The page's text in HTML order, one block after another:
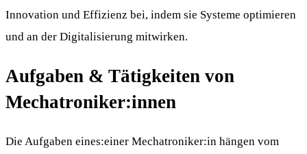
Innovation und Effizienz bei, indem sie Systeme optimieren
und an der Digitalisierung mitwirken.
Aufgaben & Tätigkeiten von
Mechatroniker:innen
Die Aufgaben eines:einer Mechatroniker:in hängen vom